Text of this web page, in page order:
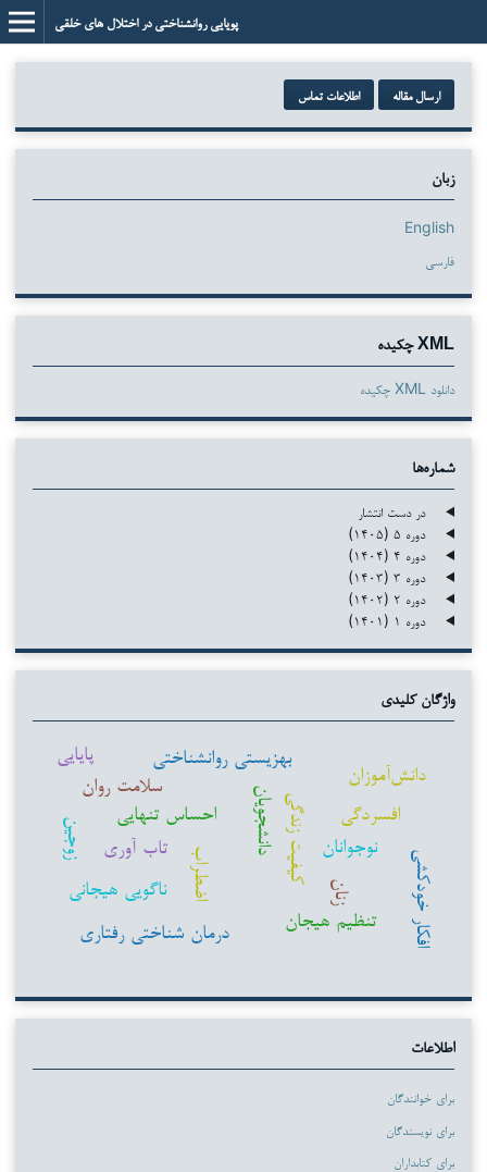
پویایی روانشناختی در اختلال های خلقی
ارسال مقاله اطلاعات تماس
زبان
English
فارسی
XML چکیده
دانلود XML چکیده
شماره‌ها
در دست انتشار
دوره ۵ (۱۴۰۵)
دوره ۴ (۱۴۰۴)
دوره ۳ (۱۴۰۳)
دوره ۲ (۱۴۰۲)
دوره ۱ (۱۴۰۱)
واژگان کلیدی
اضطراب
دانشجویانکیفیت زندگی نوجوانان
افسردگی
بهزیستی روانشناختی
دانش‌آموزان
زنان
تنظیم هیجان
درمان شناختی رفتاری
ناگویی هیجانی
احساس تنهایی
زوجین
افکار خودکشی
تاب آوری
سلامت روان
پایایی
اطلاعات
برای خوانندگان
برای نویسندگان
برای کتابداران